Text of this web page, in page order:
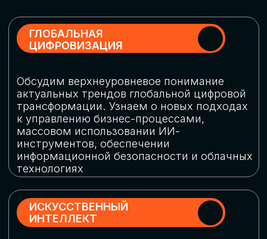
Выясним, как в наши дни уверенно
защищать свой бизнес от киберугроз
рекламными кампаниями показывают
наибольшую эффективность
РОБОТИЗАЦИЯ
Узнаем, в каких отраслях ИИ
«материализуется», какие роботы
решают сложные бизнес-задачи, а где
только обсуждают концепции
роботизации и потенциальные бюджеты
на тестирование образцов